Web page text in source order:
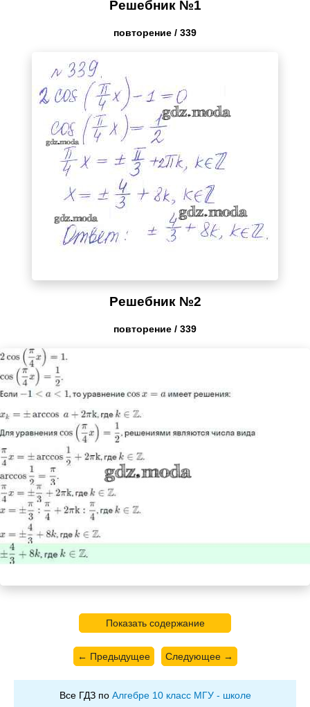
Решебник №1
повторение / 339
Решебник №2
повторение / 339
Показать содержание
← Предыдущее Следующее →
Все ГДЗ по Алгебре 10 класс МГУ - школе